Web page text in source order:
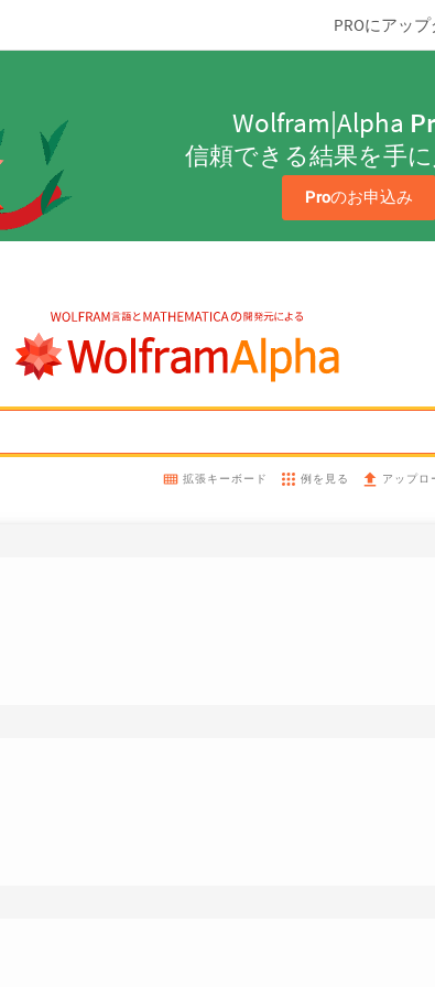
PROにアッ
Wolfram|Alpha
信頼できる結果を手
Proのお申込み
拡張キーボード 例を見る アップロ